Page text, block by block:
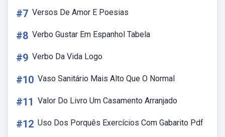
#7 Versos De Amor E Poesias
#8 Verbo Gustar Em Espanhol Tabela
#9 Verbo Da Vida Logo
#10 Vaso Sanitário Mais Alto Que O Normal
#11 Valor Do Livro Um Casamento Arranjado
#12 Uso Dos Porquês Exercícios Com Gabarito Pdf